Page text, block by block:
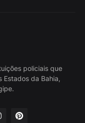
policiais que
Estados da Bahia,